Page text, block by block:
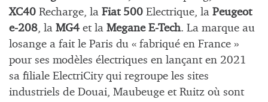
XC40 Recharge, la Fiat 500 Electrique, la Peugeot
e-208, la MG4 et la Megane E-Tech. La marque au
losange a fait le Paris du « fabriqué en France »
pour ses modèles électriques en lançant en 2021
sa filiale ElectriCity qui regroupe les sites
industriels de Douai, Maubeuge et Ruitz où sont